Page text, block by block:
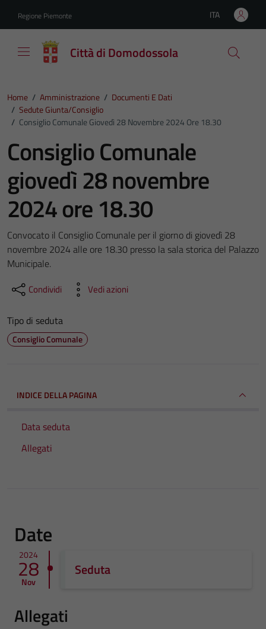
Regione Piemonte Lingua attiva:
ITA
Città di Domodossola
Home / Amministrazione / Documenti E Dati
/ Sedute Giunta/consiglio
/ Consiglio Comunale Giovedì 28 Novembre 2024 Ore 18.30
Consiglio Comunale
giovedì 28 novembre
2024 ore 18.30
Convocato il Consiglio Comunale per il giorno di giovedì 28
novembre 2024 alle ore 18.30 presso la sala storica del Palazzo
Municipale.
Condividi Vedi azioni
Tipo di seduta
Consiglio Comunale
INDICE DELLA PAGINA
Data seduta
Allegati
Date
2024
28
Nov
Seduta
Allegati